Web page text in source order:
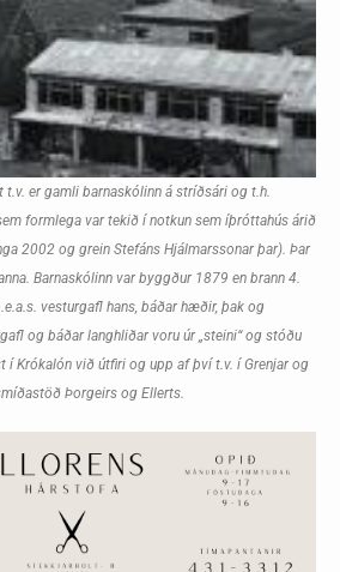
er gamli barnaskólinn á stríðsári og t.h.
formlega var tekið í notkun sem íþróttahús árið
2002 og grein Stefáns Hjálmarssonar þar). Þar
Barnaskólinn var byggður 1879 en brann 4.
vesturgafl hans, báðar hæðir, þak og
og báðar langhliðar voru úr „steini“ og stóðu
Krókalón við útfiri og upp af því t.v. í Grenjar og
Þorgeirs og Ellerts.